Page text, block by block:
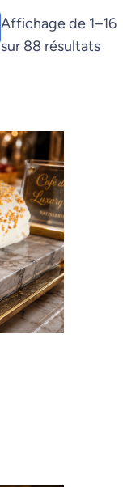
Affichage de 1–16
sur 88 résultats